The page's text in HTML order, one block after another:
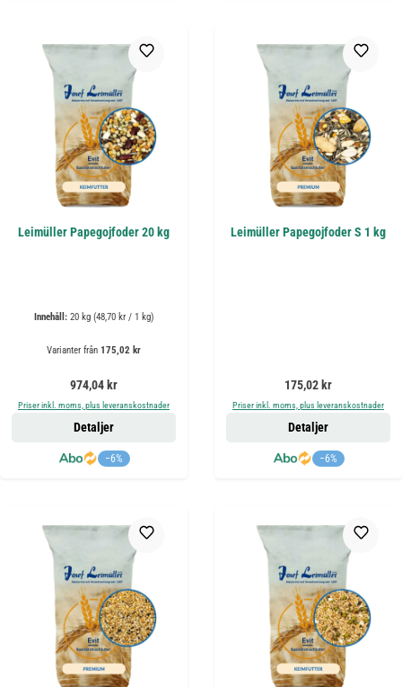
Leimüller Papegojfoder 20 kg
Innehåll: 20 kg (48,70 kr / 1 kg)
Varianter från 175,02 kr
Ordinarie pris:
974,04 kr
Priser inkl. moms, plus leveranskostnader
−6%
Detaljer
Leimüller Papegojfoder S 1 kg
Ordinarie pris:
175,02 kr
Priser inkl. moms, plus leveranskostnader
−6%
Detaljer